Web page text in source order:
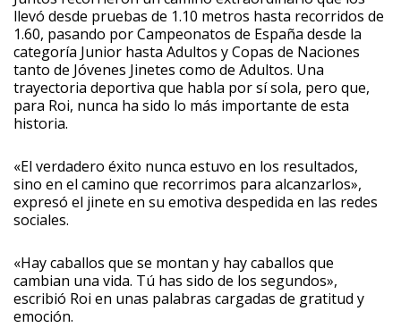
llevó desde pruebas de 1.10 metros hasta recorridos de
1.60, pasando por Campeonatos de España desde la
categoría Junior hasta Adultos y Copas de Naciones
tanto de Jóvenes Jinetes como de Adultos. Una
trayectoria deportiva que habla por sí sola, pero que,
para Roi, nunca ha sido lo más importante de esta
historia.
«El verdadero éxito nunca estuvo en los resultados,
sino en el camino que recorrimos para alcanzarlos»,
expresó el jinete en su emotiva despedida en las redes
sociales.
«Hay caballos que se montan y hay caballos que
cambian una vida. Tú has sido de los segundos»,
escribió Roi en unas palabras cargadas de gratitud y
emoción.